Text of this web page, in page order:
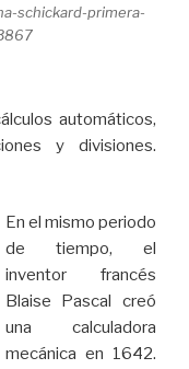
schickard-primera-
automáticos,
y divisiones.
En el mismo periodo
de tiempo, el
inventor francés
Blaise Pascal creó
una calculadora
mecánica en 1642.